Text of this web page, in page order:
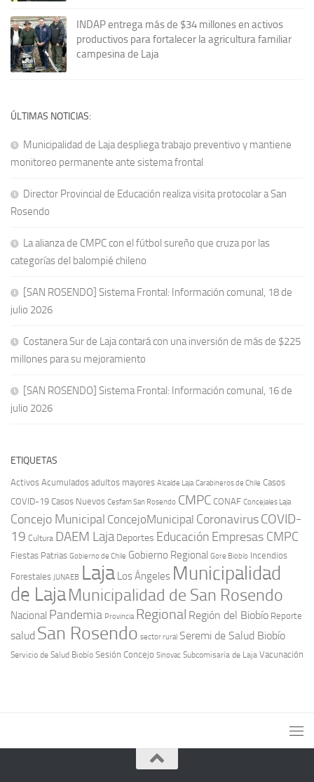
INDAP entrega más de $34 millones en activos
productivos para fortalecer la agricultura familiar
campesina de Laja
ÚLTIMAS NOTICIAS:
Municipalidad de Laja despliega trabajo preventivo y mantiene
monitoreo permanente ante sistema frontal
Director Provincial de Educación realiza visita protocolar a San
Rosendo
La alianza de CMPC con el fútbol sureño que cruza por las
categorías del balompié chileno
[SAN ROSENDO] Sistema Frontal: Información comunal, 18 de
julio 2026
Costanera Sur de Laja contará con una inversión de más de $225
millones para su mejoramiento
[SAN ROSENDO] Sistema Frontal: Información comunal, 16 de
julio 2026
ETIQUETAS
Activos Acumulados adultos mayores Alcalde Laja Carabineros de Chile Casos
COVID-19 Casos Nuevos Cesfam San Rosendo CMPC CONAF Concejales Laja
Concejo Municipal ConcejoMunicipal CoronavirusCOVID-
19 Cultura DAEM Laja Deportes Educación Empresas CMPC
Fiestas Patrias Gobierno de Chile Gobierno Regional Gore Biobío Incendios
Forestales JUNAEB Laja Los Ángeles Municipalidad
de LajaMunicipalidad de San Rosendo
Nacional Pandemia Provincia Regional Región del Biobío Reporte
salud San Rosendo sector rural Seremi de Salud Biobío
Servicio de Salud Biobío Sesión Concejo Sinovac Subcomisaría de Laja Vacunación